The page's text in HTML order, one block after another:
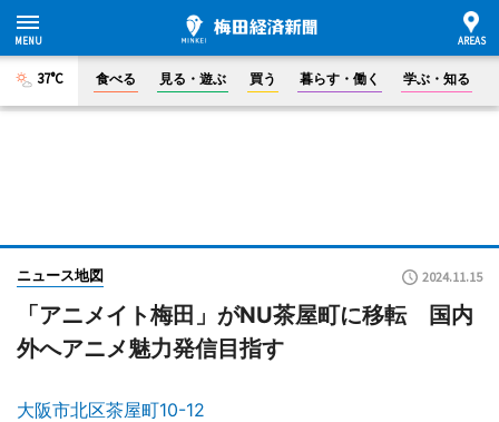
37°C 食べる 見る・遊ぶ 買う 暮らす・働く 学ぶ・知る
ニュース地図 2024.11.15
「アニメイト梅田」がNU茶屋町に移転 国内
外へアニメ魅力発信目指す
大阪市北区茶屋町10-12